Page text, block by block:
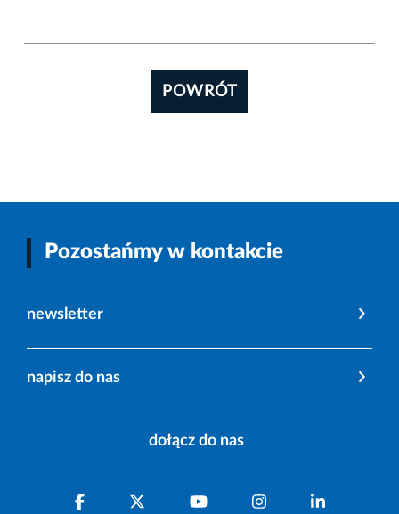
POWRÓT
Pozostańmy w kontakcie
newsletter
napisz do nas
dołącz do nas